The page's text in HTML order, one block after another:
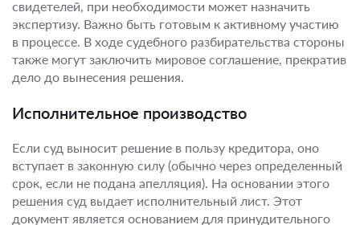
свидетелей, при необходимости может назначить
экспертизу. Важно быть готовым к активному участию
в процессе. В ходе судебного разбирательства стороны
также могут заключить мировое соглашение, прекратив
дело до вынесения решения.
Исполнительное производство
Если суд выносит решение в пользу кредитора, оно
вступает в законную силу (обычно через определенный
срок, если не подана апелляция). На основании этого
решения суд выдает исполнительный лист. Этот
документ является основанием для принудительного